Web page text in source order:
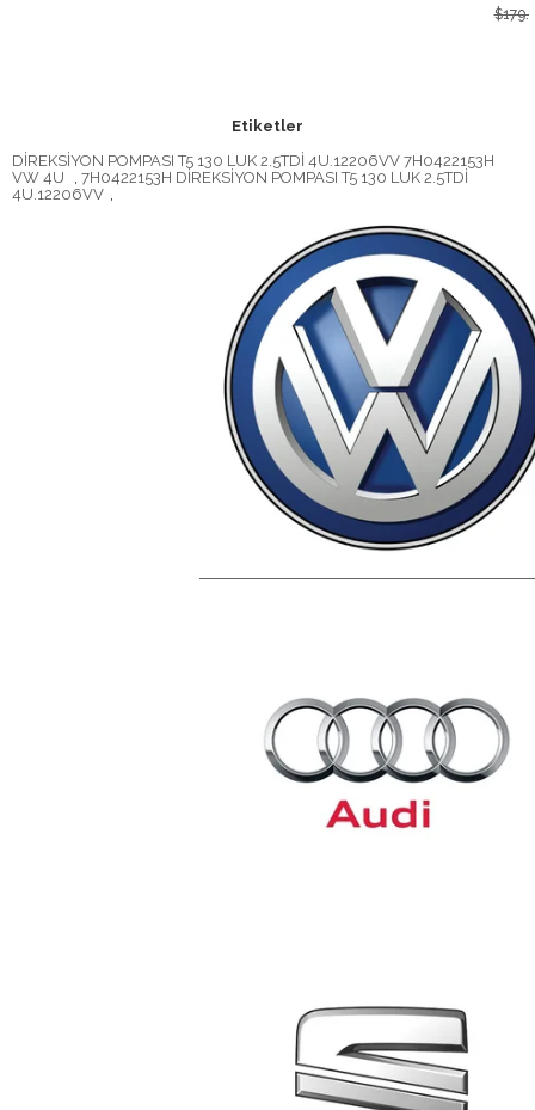
$160.56
Etiketler
DİREKSİYON POMPASI T5 130 LUK 2.5TDİ 4U.12206VV 7H0422153H
VW 4U
, 7H0422153H DİREKSİYON POMPASI T5 130 LUK 2.5TDİ
4U.12206VV ,